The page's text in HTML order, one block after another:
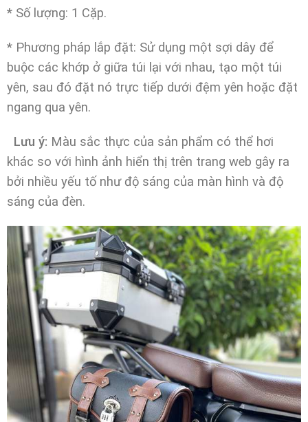
* Số lượng: 1 Cặp.
* Phương pháp lắp đặt: Sử dụng một sợi dây để
buộc các khớp ở giữa túi lại với nhau, tạo một túi
yên, sau đó đặt nó trực tiếp dưới đệm yên hoặc đặt
ngang qua yên.
Lưu ý: Màu sắc thực của sản phẩm có thể hơi
khác so với hình ảnh hiển thị trên trang web gây ra
bởi nhiều yếu tố như độ sáng của màn hình và độ
sáng của đèn.